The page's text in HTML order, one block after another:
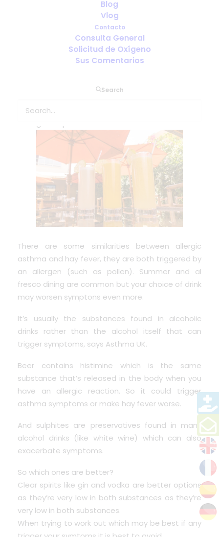
Blog
Vlog
Contacto
Consulta General
Solicitud de Oxígeno
Sus Comentarios
Search
If you suffer from asthma or hayfever – especially
some types of refreshing alcoholic drinks may not
There are some similarities between allergic
asthma and hay fever, they are both triggered by
an allergen (such as pollen). Summer and al
fresco dining are common but your choice of drink
may worsen symptons even more.
It’s usually the substances found in alcoholic
drinks rather than the alcohol itself that can
trigger symptoms, says Asthma UK.
Beer contains histimine which is the same
substance that’s released in the body when you
have an allergic reaction. So it could trigger
asthma symptoms or make hay fever worse.
And sulphites are preservatives found in many
alcohol drinks (like white wine) which can also
exacerbate symptoms.
So which ones are better?
Clear spirits like gin and vodka are better options
as they’re very low in both substances as they’re
very low in both substances.
When trying to work out which may be best if any